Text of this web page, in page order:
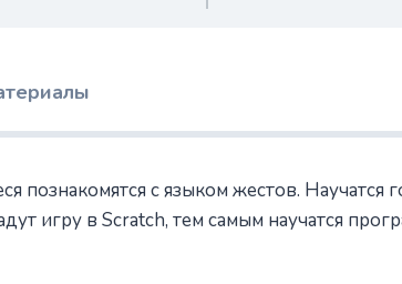
познакомятся с языком жестов.
игру в Scratch, тем самым научатся